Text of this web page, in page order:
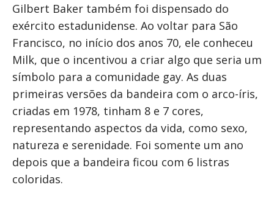
Gilbert Baker também foi dispensado do
exército estadunidense. Ao voltar para São
Francisco, no início dos anos 70, ele conheceu
Milk, que o incentivou a criar algo que seria um
símbolo para a comunidade gay. As duas
primeiras versões da bandeira com o arco-íris,
criadas em 1978, tinham 8 e 7 cores,
representando aspectos da vida, como sexo,
natureza e serenidade. Foi somente um ano
depois que a bandeira ficou com 6 listras
coloridas.